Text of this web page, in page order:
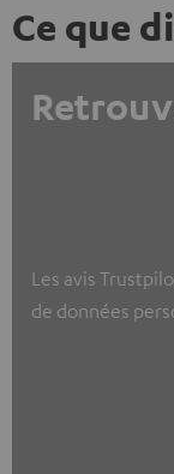
Ce que
Les avis
de données